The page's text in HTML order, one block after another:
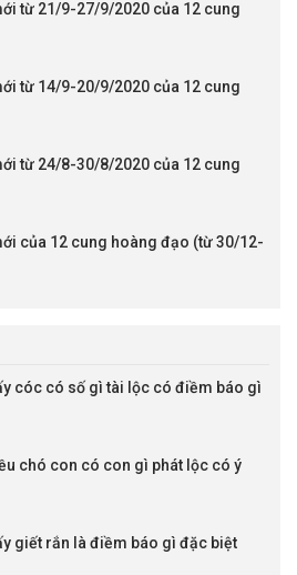
từ 21/9-27/9/2020 của 12 cung
từ 14/9-20/9/2020 của 12 cung
từ 24/8-30/8/2020 của 12 cung
của 12 cung hoàng đạo (từ 30/12-
cóc có số gì tài lộc có điềm báo gì
chó con có con gì phát lộc có ý
giết rắn là điềm báo gì đặc biệt